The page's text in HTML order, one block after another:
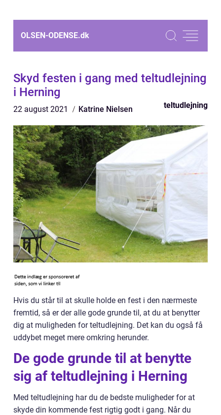
OLSEN-ODENSE.dk
Skyd festen i gang med teltudlejning
i Herning
22 august 2021 Katrine Nielsen teltudlejning
Hvis du står til at skulle holde en fest i den nærmeste
fremtid, så er der alle gode grunde til, at du at benytter
dig at muligheden for teltudlejning. Det kan du også få
uddybet meget mere omkring herunder.
De gode grunde til at benytte
sig af teltudlejning i Herning
Med teltudlejning har du de bedste muligheder for at
skyde din kommende fest rigtig godt i gang. Når du